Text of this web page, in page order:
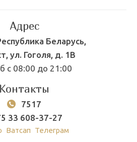
Адрес
Беларусь,
ул. Гоголя, д. 1В
с 08:00 до 21:00
Контакты
33 608-37-27
Ватсап Телеграм
7517